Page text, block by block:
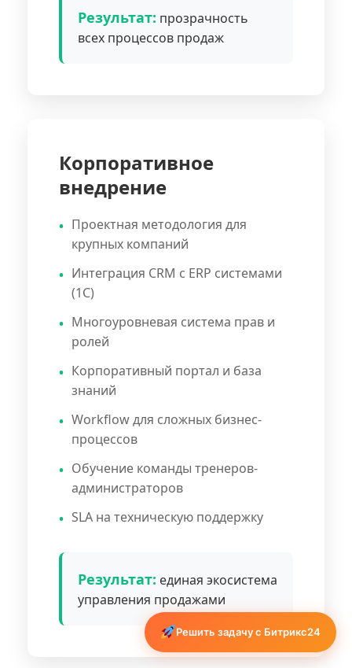
Результат: прозрачность
всех процессов продаж
Корпоративное
внедрение
Проектная методология для
крупных компаний
Интеграция CRM с ERP системами
(1С)
Многоуровневая система прав и
ролей
Корпоративный портал и база
знаний
Workflow для сложных бизнес-
процессов
Обучение команды тренеров-
администраторов
SLA на техническую поддержку
Результат: единая экосистема
управления продажами
Решить задачу с Битрикс24